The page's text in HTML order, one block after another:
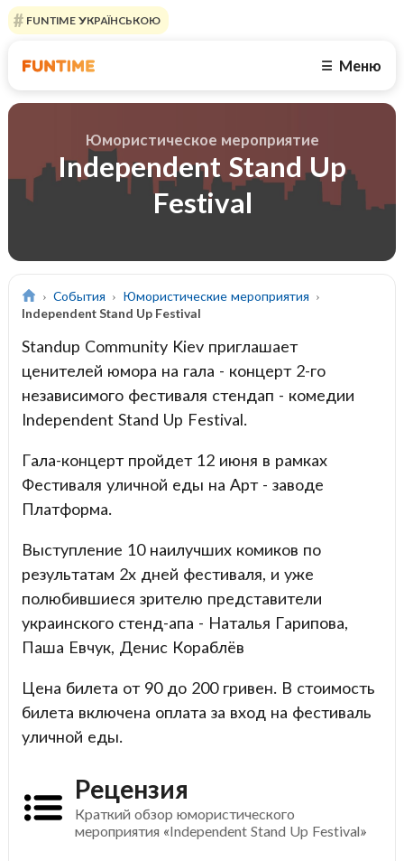
FUNTIME УКРАЇНСЬКОЮ
☰ Меню
Юмористическое мероприятие
Independent Stand Up
Festival
События
Юмористические мероприятия
Independent Stand Up Festival
Standup Community Kiev приглашает
ценителей юмора на гала - концерт 2-го
независимого фестиваля стендап - комедии
Independent Stand Up Festival.
Гала-концерт пройдет 12 июня в рамках
Фестиваля уличной еды на Арт - заводе
Платформа.
Выступление 10 наилучших комиков по
результатам 2х дней фестиваля, и уже
полюбившиеся зрителю представители
украинского стенд-апа - Наталья Гарипова,
Паша Евчук, Денис Кораблёв
Цена билета от 90 до 200 гривен. В стоимость
билета включена оплата за вход на фестиваль
уличной еды.
Рецензия
Краткий обзор юмористического
мероприятия «Independent Stand Up Festival»